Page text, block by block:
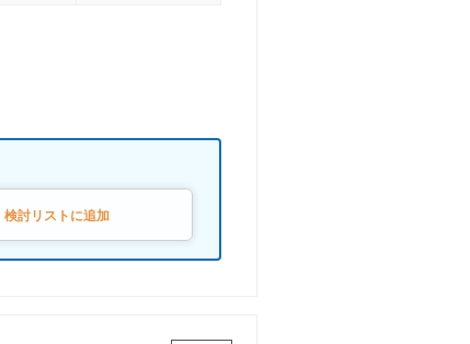
検討リストに追加